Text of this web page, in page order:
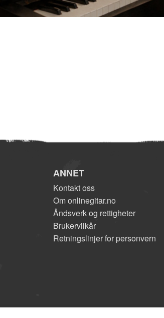
ANNET
Kontakt oss
Om onlinegitar.no
Åndsverk og rettigheter
Brukervilkår
Retningslinjer for personvern